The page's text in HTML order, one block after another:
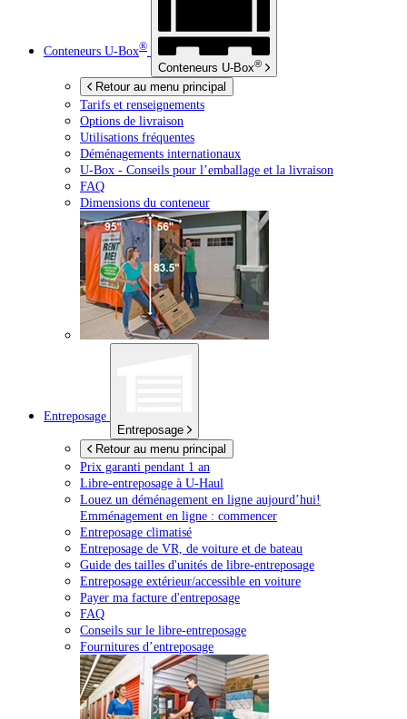
Conteneurs U-Box®
Conteneurs U-Box®
Retour au menu principal
Tarifs et renseignements
Options de livraison
Utilisations fréquentes
Déménagements internationaux
U-Box - Conseils pour l’emballage et la livraison
FAQ
Dimensions du conteneur
Entreposage
Entreposage
Retour au menu principal
Prix garanti pendant 1 an
Libre-entreposage à U-Haul
Louez un déménagement en ligne aujourd’hui!
Emménagement en ligne : commencer
Entreposage climatisé
Entreposage de VR, de voiture et de bateau
Guide des tailles d'unités de libre-entreposage
Entreposage extérieur/accessible en voiture
Payer ma facture d'entreposage
FAQ
Conseils sur le libre-entreposage
Fournitures d’entreposage